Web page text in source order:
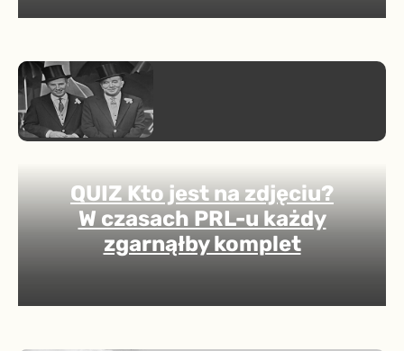
QUIZ Kto jest na zdjęciu?
W czasach PRL-u każdy
zgarnąłby komplet